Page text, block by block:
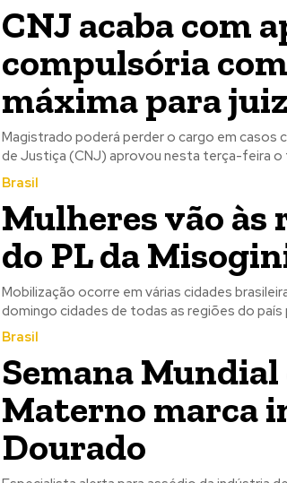
CNJ acaba com
compulsória
máxima para
Magistrado poderá perder o cargo em casos
de Justiça (CNJ) aprovou nesta terça-feira o
Brasil
Mulheres vão às
do PL da
Mobilização ocorre em várias cidades
domingo cidades de todas as regiões do país
Brasil
Semana
Materno marca
Dourado